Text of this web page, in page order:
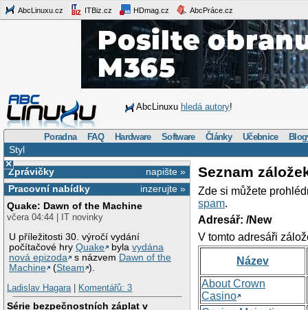
AbcLinuxu.cz ITBiz.cz HDmag.cz AbcPráce.cz
AbcLinuxu hledá autory!
Poradna FAQ Hardware Software Články Učebnice
Styl
×
napište »
Zprávičky
inzerujte »
Pracovní nabídky
Quake: Dawn of the Machine
včera 04:44 | IT novinky
U příležitosti 30. výročí vydání
počítačové hryQuake bylavydána
nová epizoda
s názvem Dawn of the
Machine
(Steam ).
Ladislav Hagara| Komentářů: 3
Série bezpečnostních záplat v
Seznam
Zde si můžete
spam.
Adresář: /New
V tomto adresáři
Název
About Crown
Casino